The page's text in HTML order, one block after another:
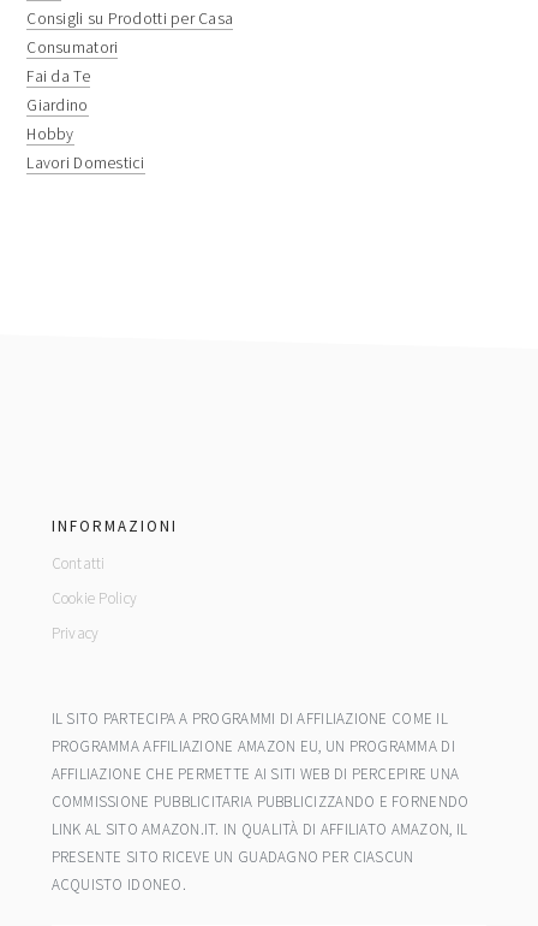
Consigli su Prodotti per Casa
Consumatori
Fai da Te
Giardino
Hobby
Lavori Domestici
INFORMAZIONI
Contatti
Cookie Policy
Privacy
IL SITO PARTECIPA A PROGRAMMI DI AFFILIAZIONE COME IL
PROGRAMMA AFFILIAZIONE AMAZON EU, UN PROGRAMMA DI
AFFILIAZIONE CHE PERMETTE AI SITI WEB DI PERCEPIRE UNA
COMMISSIONE PUBBLICITARIA PUBBLICIZZANDO E FORNENDO
LINK AL SITO AMAZON.IT. IN QUALITÀ DI AFFILIATO AMAZON, IL
PRESENTE SITO RICEVE UN GUADAGNO PER CIASCUN
ACQUISTO IDONEO.